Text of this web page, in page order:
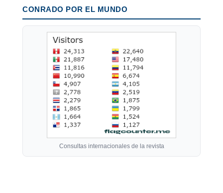
CONRADO POR EL MUNDO
Consultas internacionales de la revista